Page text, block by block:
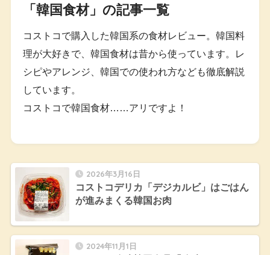
「韓国食材」の記事一覧
コストコで購入した韓国系の食材レビュー。韓国料
理が大好きで、韓国食材は昔から使っています。レ
シピやアレンジ、韓国での使われ方なども徹底解説
しています。
コストコで韓国食材……アリですよ！
2026年3月16日
コストコデリカ「デジカルビ」はごはん
が進みまくる韓国お肉
2024年11月1日